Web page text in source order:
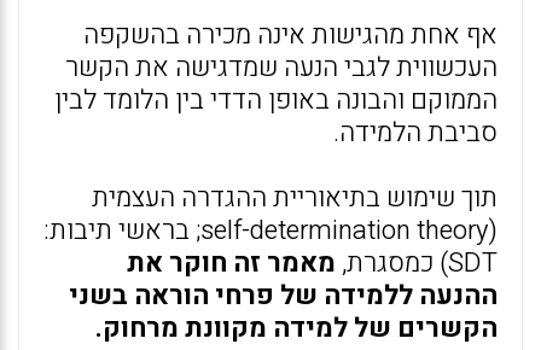
אף אחת מהגישות אינה מכירה בהשקפה
העכשווית לגבי הנעה שמדגישה את הקשר
הממוקם והבונה באופן הדדי בין הלומד לבין
סביבת הלמידה.
תוך שימוש בתיאוריית ההגדרה העצמית
(self-determination theory; בראשי תיבות:
SDT) כמסגרת,
מאמר זה חוקר את
ההנעה ללמידה של פרחי הוראה בשני
הקשרים של למידה מקוונת מרחוק.